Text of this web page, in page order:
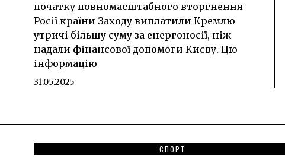
початку повномасштабного вторгнення
Росії країни Заходу виплатили Кремлю
утричі більшу суму за енергоносії, ніж
надали фінансової допомоги Києву. Цю
інформацію
31.05.2025
СПОРТ